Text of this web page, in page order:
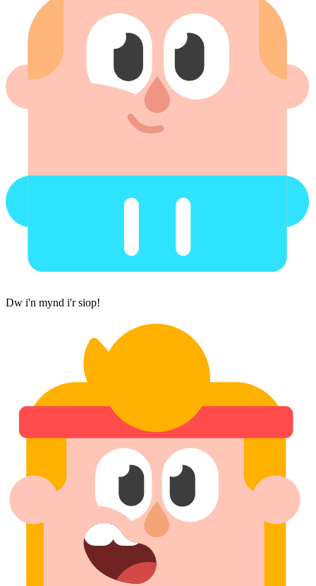
Dw i'n mynd i'r siop!